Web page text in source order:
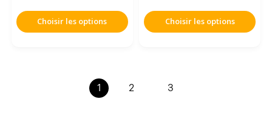
Choisir les options Choisir les options
1 2 3